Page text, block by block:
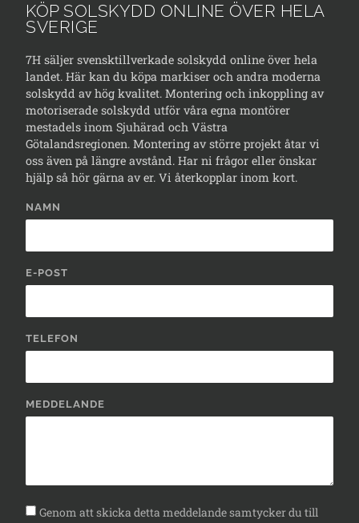
KÖP SOLSKYDD ONLINE ÖVER HELA
SVERIGE
7H säljer svensktillverkade solskydd online över hela
landet. Här kan du köpa markiser och andra moderna
solskydd av hög kvalitet. Montering och inkoppling av
motoriserade solskydd utför våra egna montörer
mestadels inom Sjuhärad och Västra
Götalandsregionen. Montering av större projekt åtar vi
oss även på längre avstånd. Har ni frågor eller önskar
hjälp så hör gärna av er. Vi återkopplar inom kort.
NAMN
E-POST
TELEFON
MEDDELANDE
Genom att skicka detta meddelande samtycker du till